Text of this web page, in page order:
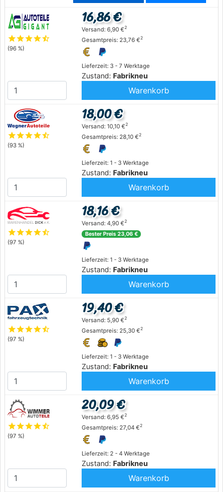
starstarstarstarstar_half
(96 %)
Lieferzeit: 3 - 7 Werktage
Zustand: Fabrikneu
16,86 €
Versand: 6,90 €2
Gesamtpreis: 23,76 €2
Warenkorb
starstarstarstarstar_half
(93 %)
Lieferzeit: 1 - 3 Werktage
Zustand: Fabrikneu
18,00 €
Versand: 10,10 €2
Gesamtpreis: 28,10 €2
Warenkorb
starstarstarstarstar_half
(97 %)
Lieferzeit: 1 - 3 Werktage
Zustand: Fabrikneu
18,16 €
Versand: 4,90 €2
Bester Preis 23,06 €
Warenkorb
starstarstarstarstar_half
(97 %)
Lieferzeit: 1 - 3 Werktage
Zustand: Fabrikneu
19,40 €
Versand: 5,90 €2
Gesamtpreis: 25,30 €2
Warenkorb
starstarstarstarstar_half
(97 %)
Lieferzeit: 2 - 4 Werktage
Zustand: Fabrikneu
20,09 €
Versand: 6,95 €2
Gesamtpreis: 27,04 €2
Warenkorb